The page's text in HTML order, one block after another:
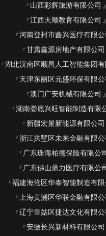
山西彩辉旅游有限公司
江西天顺教育有限公司
河南登封市鑫兴医疗有限公
甘肃鑫源房地产有限公司
湖北汉南区顺昌人工智能集团有
天津东丽区元盛环保有限公
澳门广安机械有限公司
湖南娄底兴旺智能制造有限
新疆宏景新能源有限公司
浙江拱墅区未来金融有限公
广东珠海柏德保险有限公司
广东佛山鼎力医疗有限公司
福建海沧区华泰智能制造有限
上海黄浦区华联金融有限公
辽宁皇姑区捷达文化有限公
安徽长兴新材料有限公司